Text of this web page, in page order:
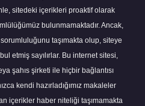
sitedeki içerikleri proaktif olarak
bulunmamaktadır. Ancak,
taşımakta olup, siteye
etmiş sayılırlar. Bu internet sitesi,
şahıs şirketi ile hiçbir bağlantısı
kendi hazırladığımız makaleler
içerikler haber niteliği taşımamakta